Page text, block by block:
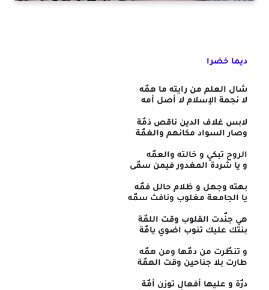
ديما خضرا
شال العلم من رايته ما همٌه
لا نجمة الإسلام لا أصل أمه
لابس غلاف الدين ناقص ذمٌة
وصار السواد مكانهم والغمٌة
الروح تبكي و خالته والعمٌه
و يا شردة المغدور فيمن سمٌى
بهته وجهل و ظلام حالل فمٌه
يا الجامعة مغلوب ونافث سمٌه
هي جنٌدت القلوب وقت اللمٌة
بنتك عليك تنوب اضوي يامٌة
و تنطٌرت من دمٌها ومن همٌه
طارت بلا جناحين وقت الهمٌة
درٌة و عليها أفعال توزن أمٌة